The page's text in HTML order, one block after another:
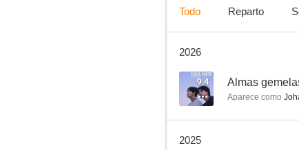
Todo Reparto
2026
9.4 Almas
Aparece como
2025